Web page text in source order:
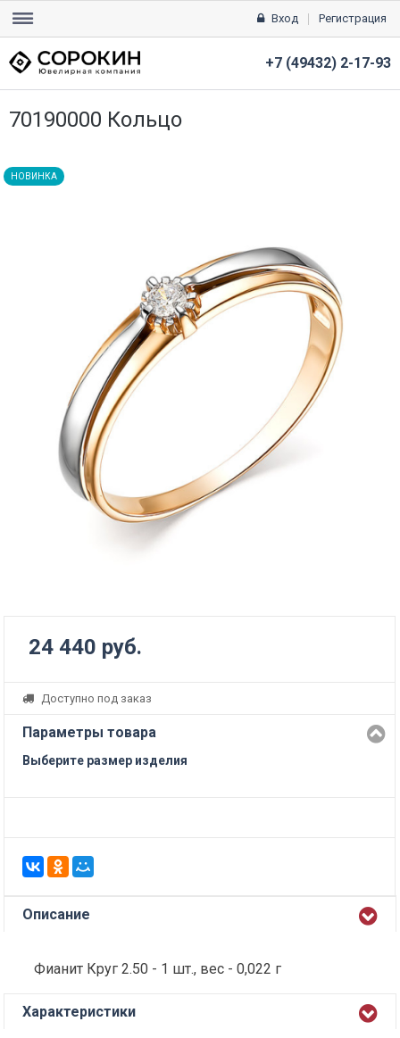
Вход Регистрация
+7 (49432) 2-17-93
70190000 Кольцо
НОВИНКА
24 440 руб.
Доступно под заказ
Параметры товара
Выберите размер изделия
Описание
Фианит Круг 2.50 - 1 шт., вес - 0,022 г
Характеристики